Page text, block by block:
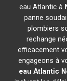
eau Atlantic à
panne
plombiers
rechange
efficacement
engageons à
eau Atlantic